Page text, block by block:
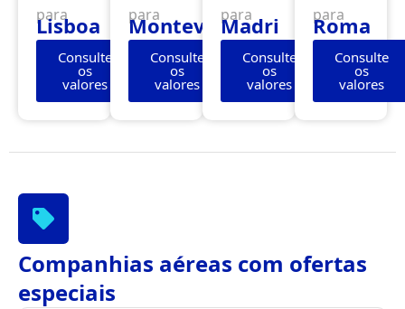
para
Lisboa
Consulte
os
valores
para
Montevidéu
Consulte
os
valores
para
Madri
Consulte
os
valores
para
Roma
Consulte
os
valores
Companhias aéreas com ofertas
especiais